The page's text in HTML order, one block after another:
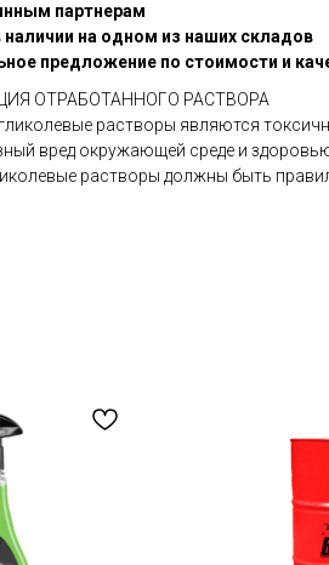
партнерам
наличии на одном из наших складов
предложение по стоимости и
ОТРАБОТАННОГО РАСТВОРА
растворы являются
вред окружающей среде и
растворы должны быть